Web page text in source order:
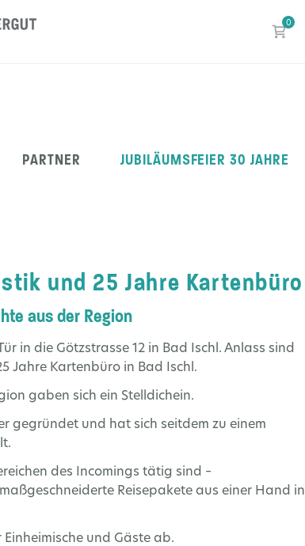
0
PARTNER JUBILÄUMSFEIER 30 JAHRE
und 25 Jahre Kartenbüro
aus der Region
in die Götzstrasse 12 in Bad Ischl. Anlass sind
Jahre Kartenbüro in Bad Ischl.
gaben sich ein Stelldichein.
gegründet und hat sich seitdem zu einem
des Incomings tätig sind –
Reisepakete aus einer Hand in
und Gäste ab.